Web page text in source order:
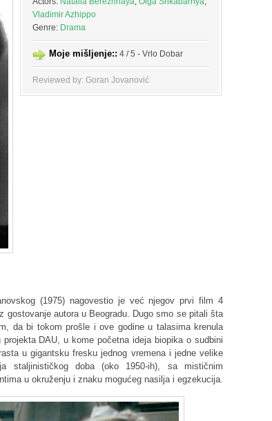
Vladimir Azhippo
Genre: Drama
Moje mišljenje:: 4 / 5 - Vrlo Dobar
Reviewed by: Goran Jovanović
(1975) nagovestio je već njegov prvi film 4
autora u Beogradu. Dugo smo se pitali šta
da bi tokom prošle i ove godine u talasima krenula
DAU, u kome početna ideja biopika o sudbini
u gigantsku fresku jednog vremena i jedne velike
staljinističkog doba (oko 1950-ih), sa mističnim
u okruženju i znaku mogućeg nasilja i egzekucija.